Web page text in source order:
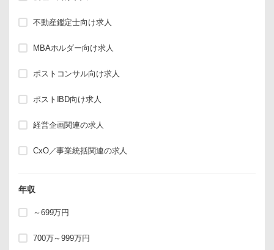
不動産鑑定士向け求人
MBAホルダー向け求人
ポストコンサル向け求人
ポストIBD向け求人
経営企画関連の求人
CxO／事業統括関連の求人
年収
～699万円
700万～999万円